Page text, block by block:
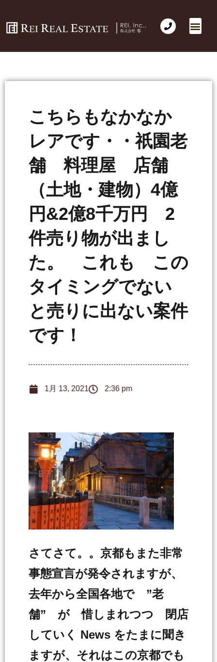
こちらもなかなか
レアです・・祇園老
舗 料理屋 店舗
（土地・建物）4億
円&2億8千万円 2
件売り物が出まし
た。 これも この
タイミングでない
と売りに出ない案件
です！
1月 13, 2021 2:36 pm
さてさて。。京都もまた非常
事態宣言が発令されますが、
去年から全国各地で ”老
舗” が 惜しまれつつ 閉店
していく News をたまに聞き
ますが、それはこの京都でも